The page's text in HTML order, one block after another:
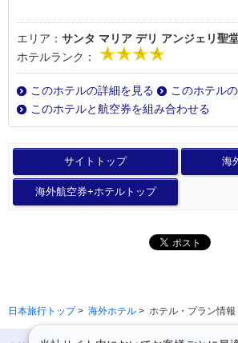
エリア： サンタ マリア デリ アンジェリ聖
ホテルランク：
このホテルの詳細を見る
このホテル
このホテルと航空券を組み合わせる
サイトトップ 海
海外航空券+ホテルトップ
日本旅行トップ> 海外ホテル > ホテル・プラン情